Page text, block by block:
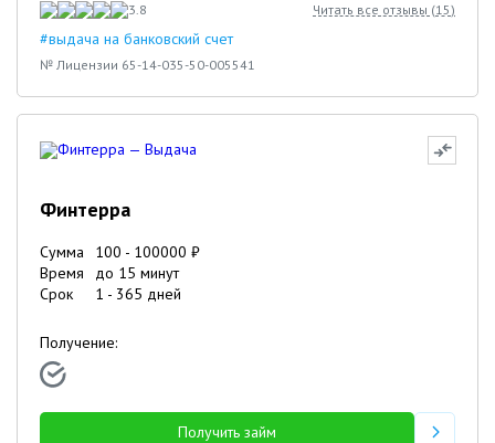
3.8 Читать все отзывы (15)
#выдача на банковский счет
№ Лицензии 65-14-035-50-005541
Финтерра
Сумма 100 - 100000 ₽
Время
до 15 минут
Срок
1 - 365 дней
Получение:
Получить займ